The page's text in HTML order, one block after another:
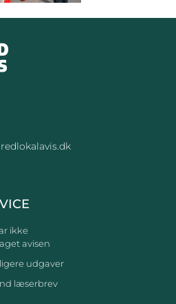
ikke
avisen
udgaver
læserbrev